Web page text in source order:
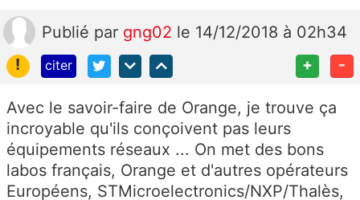
Publié par gng02 le 14/12/2018 à 02h34
!
citer + -
Avec le savoir-faire de Orange, je trouve ça
incroyable qu'ils conçoivent pas leurs
équipements réseaux ... On met des bons
labos français, Orange et d'autres opérateurs
Européens, STMicroelectronics/NXP/Thalès,